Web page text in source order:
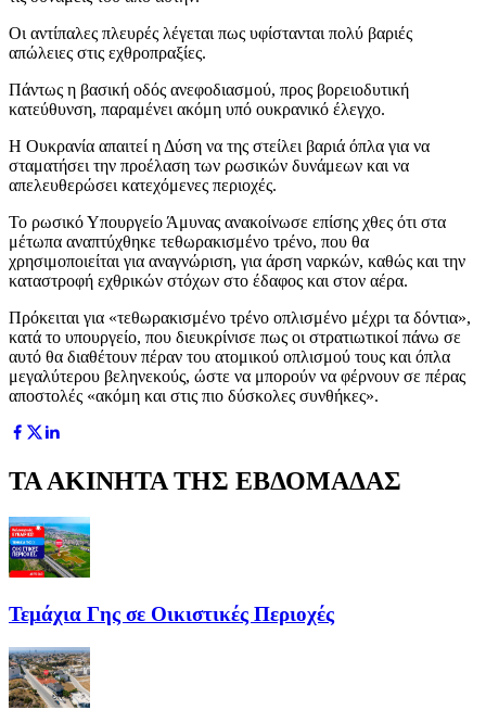
Οι αντίπαλες πλευρές λέγεται πως υφίστανται πολύ βαριές
απώλειες στις εχθροπραξίες.
Πάντως η βασική οδός ανεφοδιασμού, προς βορειοδυτική
κατεύθυνση, παραμένει ακόμη υπό ουκρανικό έλεγχο.
Η Ουκρανία απαιτεί η Δύση να της στείλει βαριά όπλα για να
σταματήσει την προέλαση των ρωσικών δυνάμεων και να
απελευθερώσει κατεχόμενες περιοχές.
Το ρωσικό Υπουργείο Άμυνας ανακοίνωσε επίσης χθες ότι στα
μέτωπα αναπτύχθηκε τεθωρακισμένο τρένο, που θα
χρησιμοποιείται για αναγνώριση, για άρση ναρκών, καθώς και την
καταστροφή εχθρικών στόχων στο έδαφος και στον αέρα.
Πρόκειται για «τεθωρακισμένο τρένο οπλισμένο μέχρι τα δόντια»,
κατά το υπουργείο, που διευκρίνισε πως οι στρατιωτικοί πάνω σε
αυτό θα διαθέτουν πέραν του ατομικού οπλισμού τους και όπλα
μεγαλύτερου βεληνεκούς, ώστε να μπορούν να φέρνουν σε πέρας
αποστολές «ακόμη και στις πιο δύσκολες συνθήκες».
ΤΑ ΑΚΙΝΗΤΑ ΤΗΣ ΕΒΔΟΜΑΔΑΣ
Τεμάχια Γης σε Οικιστικές Περιοχές